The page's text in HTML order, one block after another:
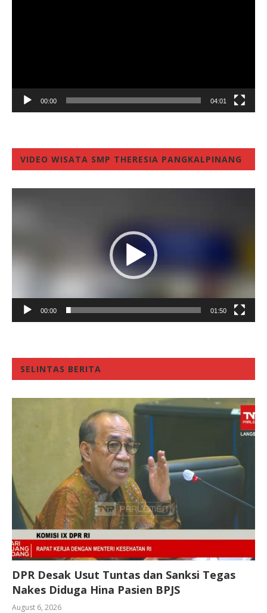
00:00 04:01
VIDEO WISATA SMP THERESIA PANGKALPINANG
00:00 01:50
SELINTAS BERITA
DPR Desak Usut Tuntas dan Sanksi Tegas
Nakes Diduga Hina Pasien BPJS
August 6, 2026